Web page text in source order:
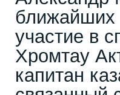
ближайших
участие в
Хромтау
капитан